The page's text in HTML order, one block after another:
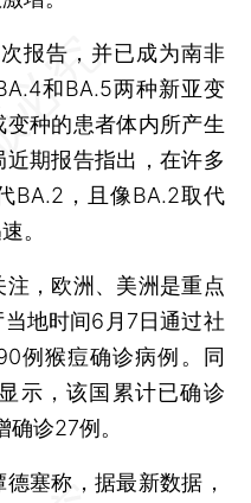
告，并已成为南非
和BA.5两种新亚变
种的患者体内所产生
期报告指出，在许多
BA.2，且像BA.2取代
。
，欧洲、美洲是重点
地时间6月7日通过社
例猴痘确诊病例。同
示，该国累计已确诊
诊27例。
塞称，据最新数据，